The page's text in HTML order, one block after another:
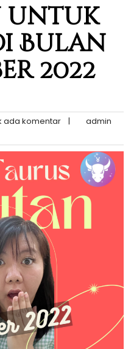
untuk
Bulan
2022
ada komentar |
admin